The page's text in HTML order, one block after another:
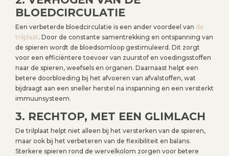
BLOEDCIRCULATIE
Een verbeterde bloedcirculatie is een ander voordeel van de
trilplaat. Door de constante samentrekking en ontspanning van
de spieren wordt de bloedsomloop gestimuleerd. Dit zorgt
voor een efficiëntere toevoer van zuurstof en voedingsstoffen
naar de spieren, weefsels en organen. Daarnaast helpt een
betere doorbloeding bij het afvoeren van afvalstoffen, wat
bijdraagt aan een sneller herstel na inspanning en een versterkt
immuunsysteem.
3. RECHTOP, MET EEN GLIMLACH
De trilplaat helpt niet alleen bij het versterken van de spieren,
maar ook bij het verbeteren van de flexibiliteit en balans.
Sterkere spieren rond de wervelkolom zorgen voor betere